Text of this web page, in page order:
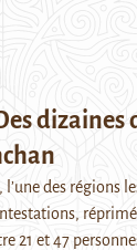
dizaines
l’une des régions
21 et 47